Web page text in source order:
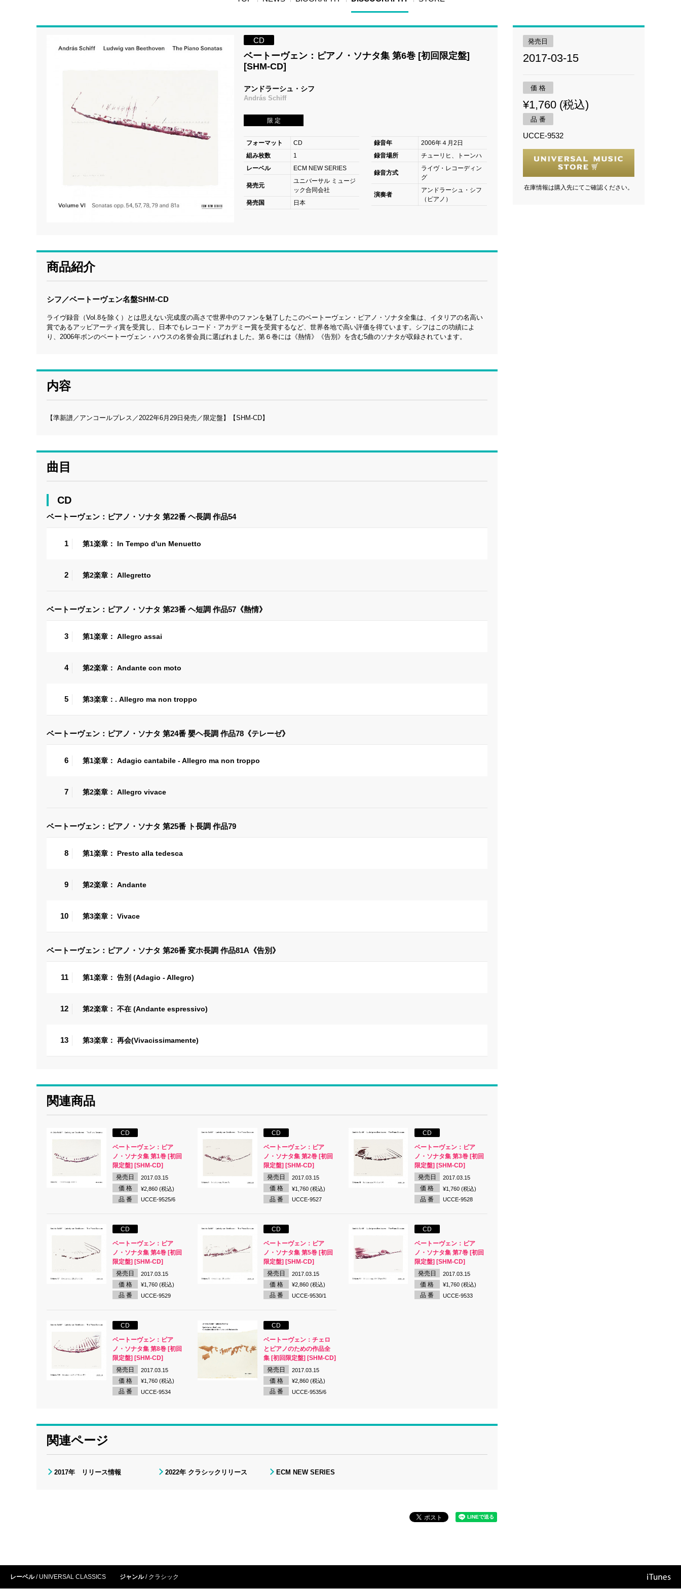
CD
ベートーヴェン：ピアノ・ソナタ集 第6巻 [初回限定盤]
[SHM-CD]
アンドラーシュ・シフ
András Schiff
限 定
フォーマット
CD
組み枚数
1
レーベル
ECM NEW SERIES
発売元
ユニバーサル ミュージ
ック合同会社
発売国
日本
録音年
2006年４月2日
録音場所
チューリヒ、トーンハ
録音方式
ライヴ・レコーディン
グ
演奏者
アンドラーシュ・シフ
（ピアノ）
商品紹介
シフ／ベートーヴェン名盤SHM-CD
ライヴ録音（Vol.8を除く）とは思えない完成度の高さで世界中のファンを魅了したこのベートーヴェン・ピアノ・ソナタ全集は、イタリアの名高い
賞であるアッビアーティ賞を受賞し、日本でもレコード・アカデミー賞を受賞するなど、世界各地で高い評価を得ています。シフはこの功績によ
り、2006年ボンのベートーヴェン・ハウスの名誉会員に選ばれました。第６巻には《熱情》《告別》を含む5曲のソナタが収録されています。
内容
【準新譜／アンコールプレス／2022年6月29日発売／限定盤】【SHM-CD】
曲目
CD
ベートーヴェン：ピアノ・ソナタ 第22番 ヘ長調 作品54
1 第1楽章： In Tempo d'un Menuetto
2 第2楽章： Allegretto
ベートーヴェン：ピアノ・ソナタ 第23番 ヘ短調 作品57《熱情》
3 第1楽章： Allegro assai
4 第2楽章： Andante con moto
5 第3楽章：. Allegro ma non troppo
ベートーヴェン：ピアノ・ソナタ 第24番 嬰ヘ長調 作品78《テレーゼ》
6 第1楽章： Adagio cantabile - Allegro ma non troppo
7 第2楽章： Allegro vivace
ベートーヴェン：ピアノ・ソナタ 第25番 ト長調 作品79
8 第1楽章： Presto alla tedesca
9 第2楽章： Andante
10 第3楽章： Vivace
ベートーヴェン：ピアノ・ソナタ 第26番 変ホ長調 作品81A《告別》
11 第1楽章： 告別 (Adagio - Allegro)
12 第2楽章： 不在 (Andante espressivo)
13 第3楽章： 再会(Vivacissimamente)
関連商品
CD
ベートーヴェン：ピア
ノ・ソナタ集 第1巻 [初回
限定盤] [SHM-CD]
発売日
2017.03.15
価 格 ¥2,860 (税込)
品 番 UCCE-9525/6
CD
ベートーヴェン：ピア
ノ・ソナタ集 第2巻 [初回
限定盤] [SHM-CD]
発売日
2017.03.15
価 格 ¥1,760 (税込)
品 番 UCCE-9527
CD
ベートーヴェン：ピア
ノ・ソナタ集 第3巻 [初回
限定盤] [SHM-CD]
発売日
2017.03.15
価 格 ¥1,760 (税込)
品 番 UCCE-9528
CD
ベートーヴェン：ピア
ノ・ソナタ集 第4巻 [初回
限定盤] [SHM-CD]
発売日
2017.03.15
価 格 ¥1,760 (税込)
品 番 UCCE-9529
CD
ベートーヴェン：ピア
ノ・ソナタ集 第5巻 [初回
限定盤] [SHM-CD]
発売日
2017.03.15
価 格 ¥2,860 (税込)
品 番 UCCE-9530/1
CD
ベートーヴェン：ピア
ノ・ソナタ集 第7巻 [初回
限定盤] [SHM-CD]
発売日
2017.03.15
価 格 ¥1,760 (税込)
品 番 UCCE-9533
CD
ベートーヴェン：ピア
ノ・ソナタ集 第8巻 [初回
限定盤] [SHM-CD]
発売日
2017.03.15
価 格 ¥1,760 (税込)
品 番 UCCE-9534
CD
ベートーヴェン：チェロ
とピアノのための作品全
集 [初回限定盤] [SHM-CD]
発売日
2017.03.15
価 格 ¥2,860 (税込)
品 番 UCCE-9535/6
関連ページ
2017年 リリース情報 2022年 クラシックリリース ECM NEW SERIES
発売日
2017-03-15
価 格
¥1,760 (税込)
品 番
UCCE-9532
在庫情報は購入先にてご確認ください。
レーベル UNIVERSAL CLASSICS ジャンル クラシック